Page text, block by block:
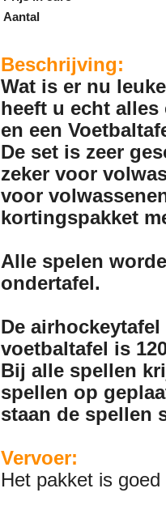
Aantal
Beschrijving:
Wat is er nu
heeft u echt
en een
De set is zeer
zeker voor
voor
kortingspakket
Alle spelen
ondertafel.
De
voetbaltafel is
Bij alle spellen
spellen op
staan de spellen
Vervoer:
Het pakket is